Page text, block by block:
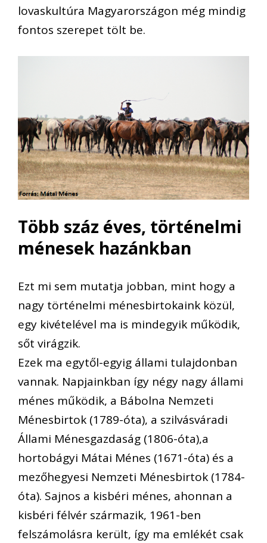
lovaskultúra Magyarországon még mindig
fontos szerepet tölt be.
Több száz éves, történelmi
ménesek hazánkban
Ezt mi sem mutatja jobban, mint hogy a
nagy történelmi ménesbirtokaink közül,
egy kivételével ma is mindegyik működik,
sőt virágzik.
Ezek ma egytől-egyig állami tulajdonban
vannak. Napjainkban így négy nagy állami
ménes működik, a Bábolna Nemzeti
Ménesbirtok (1789-óta), a szilvásváradi
Állami Ménesgazdaság (1806-óta),a
hortobágyi Mátai Ménes (1671-óta) és a
mezőhegyesi Nemzeti Ménesbirtok (1784-
óta). Sajnos a kisbéri ménes, ahonnan a
kisbéri félvér származik, 1961-ben
felszámolásra került, így ma emlékét csak